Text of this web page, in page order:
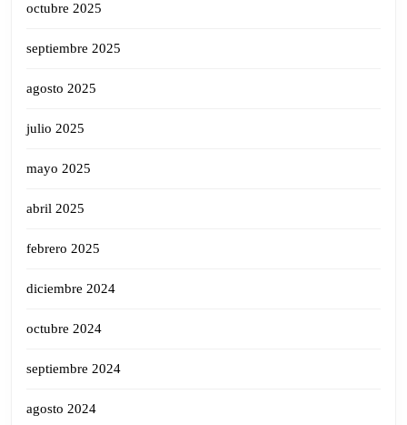
octubre 2025
septiembre 2025
agosto 2025
julio 2025
mayo 2025
abril 2025
febrero 2025
diciembre 2024
octubre 2024
septiembre 2024
agosto 2024